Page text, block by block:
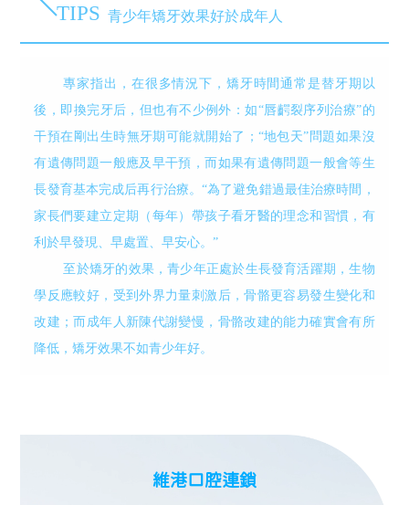
TIPS 青少年矯牙效果好於成年人
專家指出，在很多情況下，矯牙時間通常是替牙期以
後，即換完牙后，但也有不少例外：如“唇齶裂序列治療”的
干預在剛出生時無牙期可能就開始了；“地包天”問題如果沒
有遺傳問題一般應及早干預，而如果有遺傳問題一般會等生
長發育基本完成后再行治療。“為了避免錯過最佳治療時間，
家長們要建立定期（每年）帶孩子看牙醫的理念和習慣，有
利於早發現、早處置、早安心。”
至於矯牙的效果，青少年正處於生長發育活躍期，生物
學反應較好，受到外界力量刺激后，骨骼更容易發生變化和
改建；而成年人新陳代謝變慢，骨骼改建的能力確實會有所
降低，矯牙效果不如青少年好。
維港口腔連鎖